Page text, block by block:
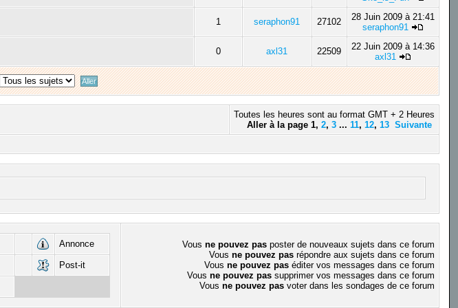
1 seraphon91 27102
28 Juin 2009 à 21:41
seraphon91
0 axl31 22509
22 Juin 2009 à 14:36
axl31
Toutes les heures sont au format GMT + 2 Heures
Aller à la page 1, 2, 3... 11, 12, 13 Suivante
Annonce
Post-it
Vous ne pouvez pasposter de nouveaux sujets dans ce forum
Vous ne pouvez pasrépondre aux sujets dans ce forum
Vous ne pouvez paséditer vos messages dans ce forum
Vous ne pouvez passupprimer vos messages dans ce forum
Vous ne pouvez pasvoter dans les sondages de ce forum